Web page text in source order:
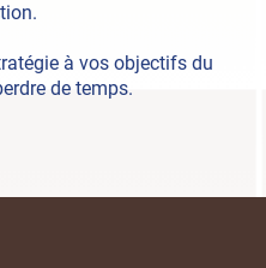
à vos objectifs du
de temps.